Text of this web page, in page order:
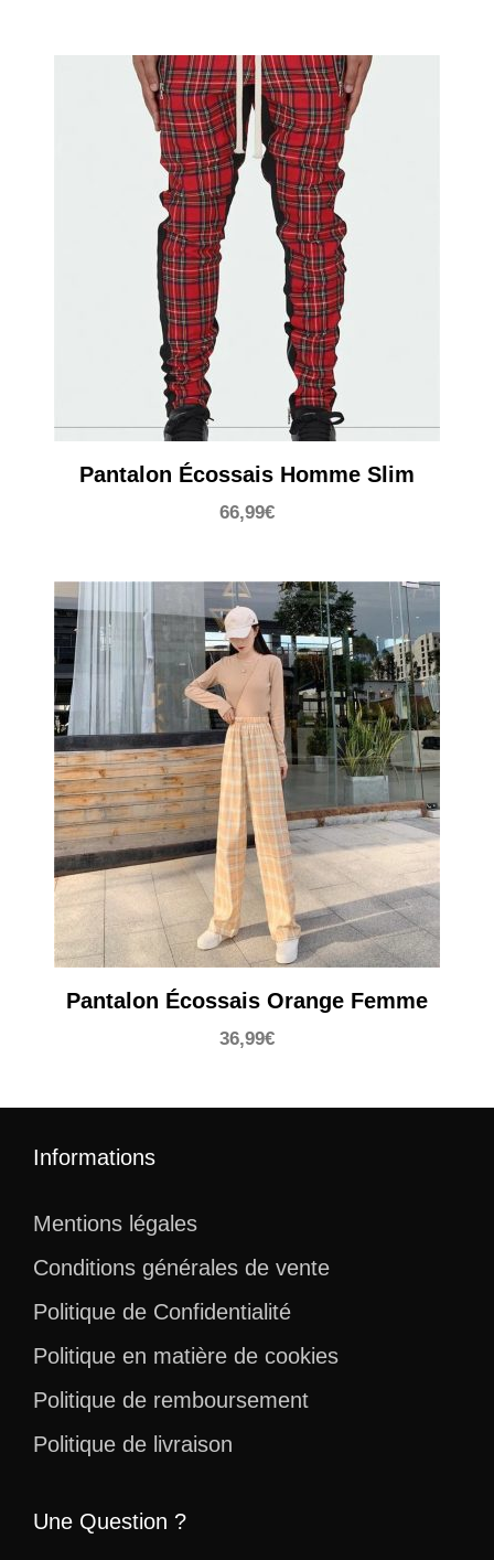
Pantalon Écossais Homme Slim
66,99€
Pantalon Écossais Orange Femme
36,99€
Informations
Mentions légales
Conditions générales de vente
Politique de Confidentialité
Politique en matière de cookies
Politique de remboursement
Politique de livraison
Une Question ?